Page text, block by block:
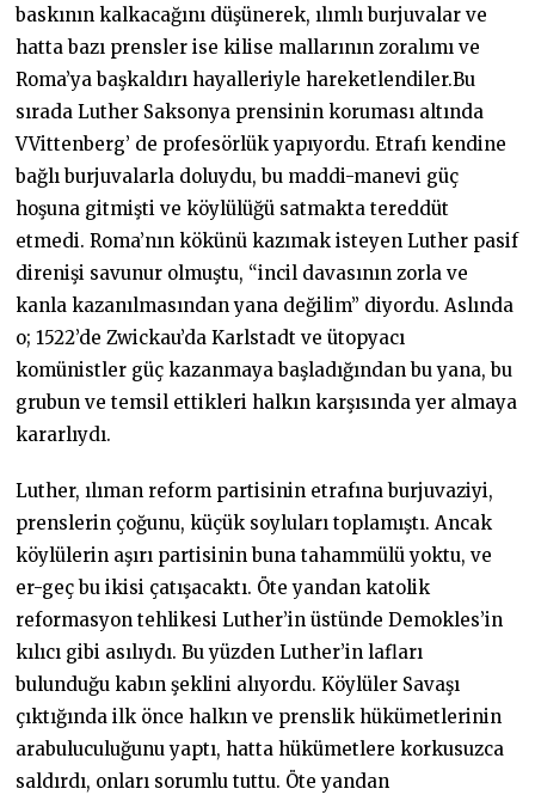
baskının kalkacağını düşünerek, ılımlı burjuvalar ve
hatta bazı prensler ise kilise mallarının zoralımı ve
Roma’ya başkaldırı hayalleriyle hareketlendiler.Bu
sırada Luther Saksonya prensinin koruması altında
VVittenberg’ de profesörlük yapıyordu. Etrafı kendine
bağlı burjuvalarla doluydu, bu maddi-manevi güç
hoşuna gitmişti ve köylülüğü satmakta tereddüt
etmedi. Roma’nın kökünü kazımak isteyen Luther pasif
direnişi savunur olmuştu, “incil davasının zorla ve
kanla kazanılmasından yana değilim” diyordu. Aslında
o; 1522’de Zwickau’da Karlstadt ve ütopyacı
komünistler güç kazanmaya başladığından bu yana, bu
grubun ve temsil ettikleri halkın karşısında yer almaya
kararlıydı.
Luther, ılıman reform partisinin etrafına burjuvaziyi,
prenslerin çoğunu, küçük soyluları toplamıştı. Ancak
köylülerin aşırı partisinin buna tahammülü yoktu, ve
er-geç bu ikisi çatışacaktı. Öte yandan katolik
reformasyon tehlikesi Luther’in üstünde Demokles’in
kılıcı gibi asılıydı. Bu yüzden Luther’in lafları
bulunduğu kabın şeklini alıyordu. Köylüler Savaşı
çıktığında ilk önce halkın ve prenslik hükümetlerinin
arabuluculuğunu yaptı, hatta hükümetlere korkusuzca
saldırdı, onları sorumlu tuttu. Öte yandan